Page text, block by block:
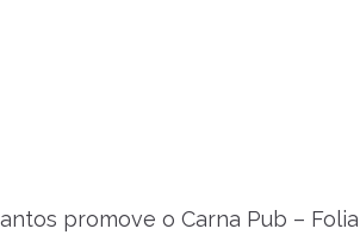
promove o Carna Pub – Folia